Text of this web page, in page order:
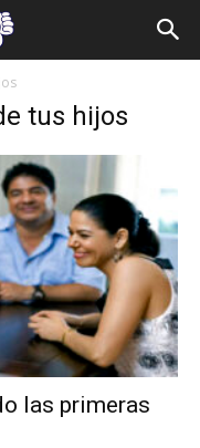
tus hijos
las primeras